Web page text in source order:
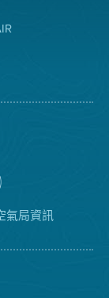
氣局資訊